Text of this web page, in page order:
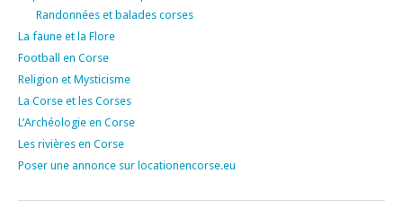
Randonnées et balades corses
La faune et la Flore
Football en Corse
Religion et Mysticisme
La Corse et les Corses
L’Archéologie en Corse
Les rivières en Corse
Poser une annonce sur locationencorse.eu